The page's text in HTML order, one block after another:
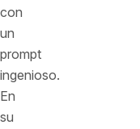
con
un
prompt
ingenioso.
En
su